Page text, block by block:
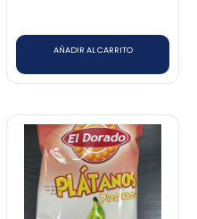
AÑADIR AL CARRITO